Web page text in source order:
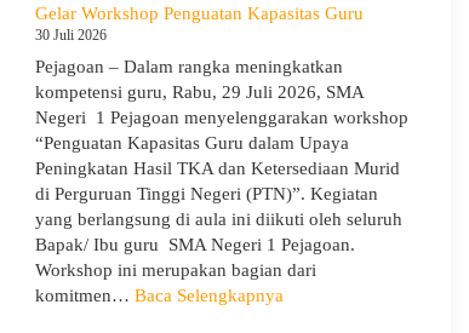
Gelar Workshop Penguatan Kapasitas Guru
30 Juli 2026
Pejagoan – Dalam rangka meningkatkan
kompetensi guru, Rabu, 29 Juli 2026, SMA
Negeri 1 Pejagoan menyelenggarakan workshop
“Penguatan Kapasitas Guru dalam Upaya
Peningkatan Hasil TKA dan Ketersediaan Murid
di Perguruan Tinggi Negeri (PTN)”. Kegiatan
yang berlangsung di aula ini diikuti oleh seluruh
Bapak/ Ibu guru SMA Negeri 1 Pejagoan.
Workshop ini merupakan bagian dari
komitmen… Baca Selengkapnya: